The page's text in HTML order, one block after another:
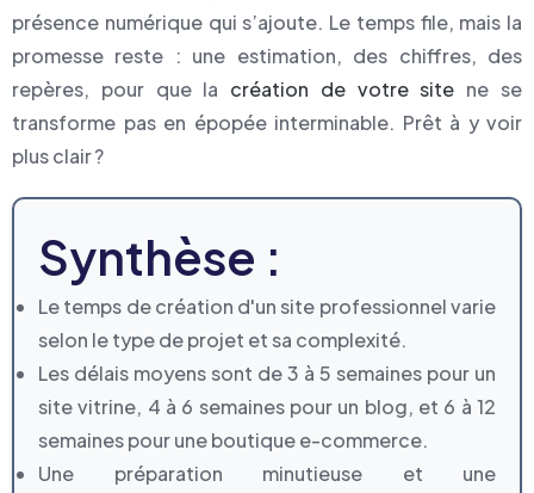
présence numérique qui s’ajoute. Le temps file, mais la
promesse reste : une estimation, des chiffres, des
repères, pour que la création de votre site ne se
transforme pas en épopée interminable. Prêt à y voir
plus clair ?
Synthèse :
Le temps de création d'un site professionnel varie
selon le type de projet et sa complexité.
Les délais moyens sont de 3 à 5 semaines pour un
site vitrine, 4 à 6 semaines pour un blog, et 6 à 12
semaines pour une boutique e-commerce.
Une préparation minutieuse et une